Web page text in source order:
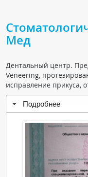
Форум
Чат
ОБРАЗОВАНИЕ
Презентации
Видео
Мед
Ден­тальный центр.
Veneering,
исправление прикуса,
Подробнее